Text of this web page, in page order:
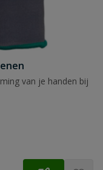
van je handen bij